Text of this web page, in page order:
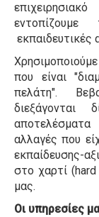
που είναι
πελάτη".
διεξάγονται
αποτελέσματα
αλλαγές που
εκπαίδευσης-
στο χαρτί
μας.
Οι υπηρεσίες